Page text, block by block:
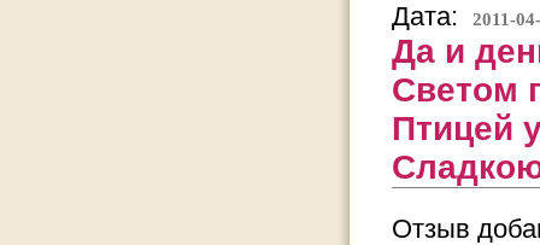
Дата:
2011-
Да и
Светом
Птицей
Отзыв